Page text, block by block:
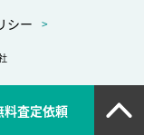
料査定依頼
シー